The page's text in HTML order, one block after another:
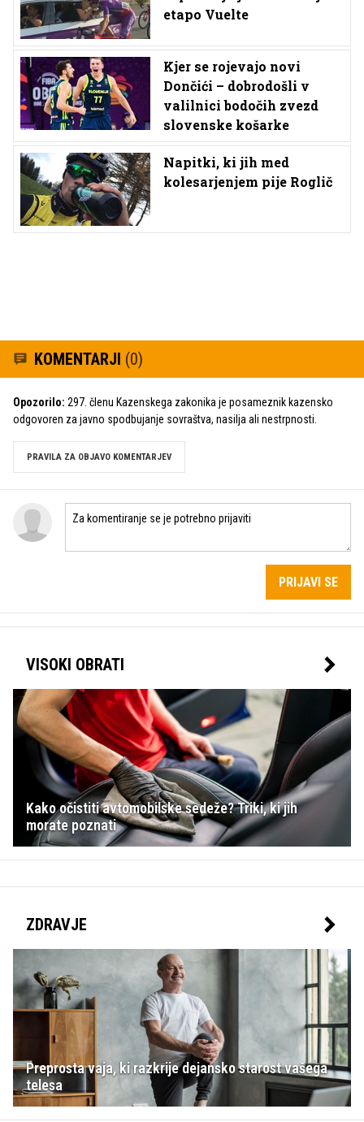
etapo Vuelte
Kjer se rojevajo novi
Dončići – dobrodošli v
valilnici bodočih zvezd
slovenske košarke
Napitki, ki jih med
kolesarjenjem pije Roglič
KOMENTARJI (0)
Opozorilo: 297. členu Kazenskega zakonika je posameznik kazensko
odgovoren za javno spodbujanje sovraštva, nasilja ali nestrpnosti.
PRAVILA ZA OBJAVO KOMENTARJEV
PRIJAVI SE
VISOKI OBRATI
Kako očistiti avtomobilske sedeže? Triki, ki jih
morate poznati
ZDRAVJE
Preprosta vaja, ki razkrije dejansko starost vašega
telesa